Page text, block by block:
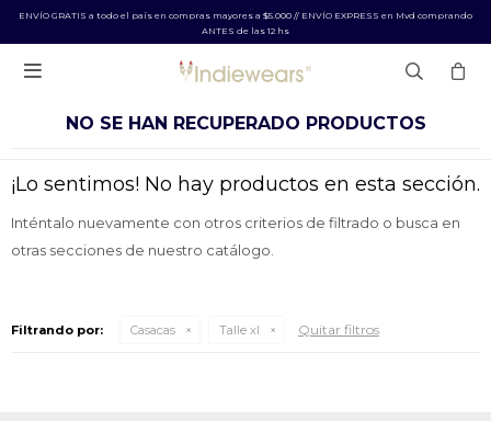
ENVÍO GRATIS a todo el país en compras mayores a $5.000 // ENVÍO EXPRESS en Mvd comprando
ANTES de las 12 hs

NO SE HAN RECUPERADO PRODUCTOS
¡Lo sentimos! No hay productos en esta sección.
Inténtalo nuevamente con otros criterios de filtrado o busca en
otras secciones de nuestro catálogo.
Filtrando por: Casacas Talle xl Quitar filtros